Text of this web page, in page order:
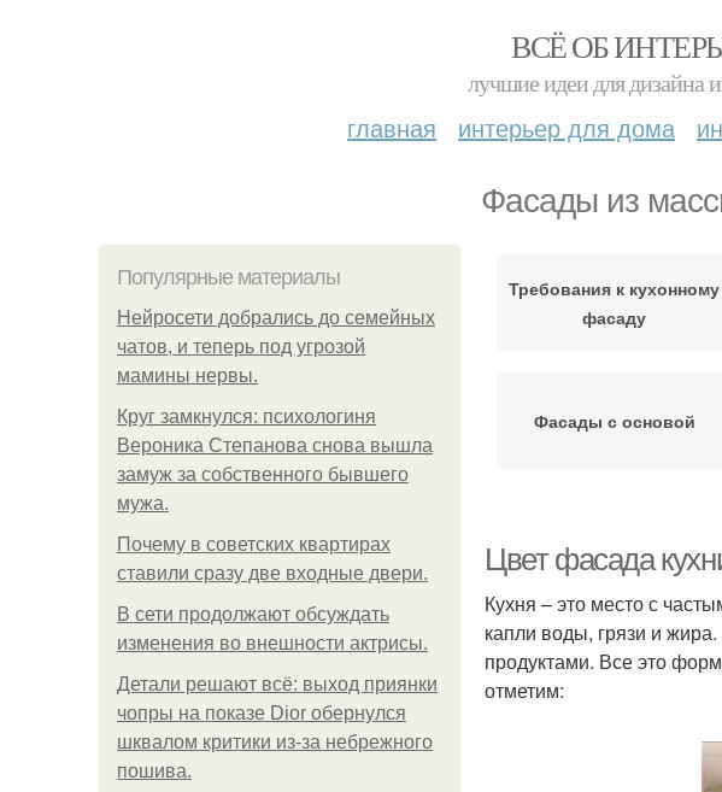
ВСЁ ОБ
лучшие идеи для дизайна
главная интерьер для дома
Фасады из
Популярные материалы
Нейросети добрались до семейных
чатов, и теперь под угрозой
мамины нервы.
Круг замкнулся: психологиня
Вероника Степанова снова вышла
замуж за собственного бывшего
мужа.
Почему в советских квартирах
ставили сразу две входные двери.
В сети продолжают обсуждать
изменения во внешности актрисы.
Детали решают всё: выход приянки
чопры на показе Dior обернулся
шквалом критики из-за небрежного
пошива.
Требования к кухонному
фасаду
Фасады с основой
Цвет фасада
Кухня – это место с
капли воды, грязи и
продуктами. Все это
отметим: